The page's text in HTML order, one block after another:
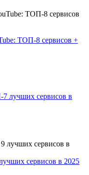
ТОП-8 сервисов +
лучших сервисов в
сервисов в 2025